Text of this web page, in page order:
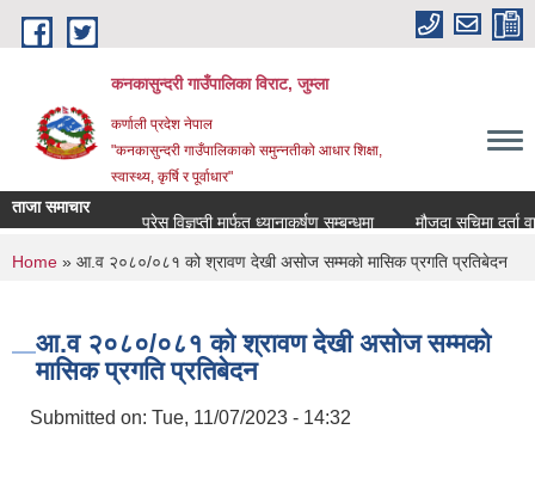
Skip to main content
कनकासुन्दरी गाउँपालिका विराट, जुम्ला
कर्णाली प्रदेश नेपाल
"कनकासुन्दरी गाउँपालिकाको समुन्नतीको आधार शिक्षा,
स्वास्थ्य, कृर्षि र पूर्वाधार"
ताजा समाचार
प्रेस विज्ञप्ती मार्फत ध्यानाकर्षण सम्बन्धमा
मौजुदा सुचिमा दर्ता वा
You are here
Home » आ.व २०८०/०८१ को श्रावण देखी असोज सम्मको मासिक प्रगति प्रतिबेदन
आ.व २०८०/०८१ को श्रावण देखी असोज सम्मको
मासिक प्रगति प्रतिबेदन
Submitted on: Tue, 11/07/2023 - 14:32